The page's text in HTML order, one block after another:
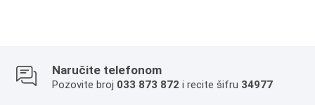
Naručite telefonom
Pozovite broj 033 873 872 i recite šifru 34977